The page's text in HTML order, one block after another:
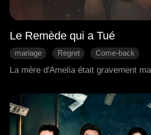
Le Remède qui a Tué
mariage Regret
Come-back
Romance moderne